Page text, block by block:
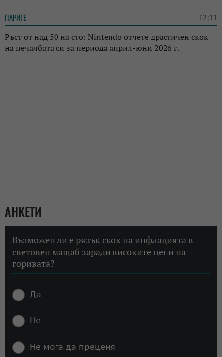
ПАРИТЕ 12:11
Ръст от над 50 на сто: Nintendo отчете драстичен скок
на печалбата си за периода април-юни 2026 г.
АНКЕТИ
Възможен ли е рязък скок на инфлацията в
световен мащаб заради високите цени на
горивата?
Да
Не
Не мога да преценя